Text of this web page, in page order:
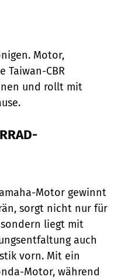
Motor,
Taiwan-CBR
und rollt mit
Motor gewinnt
sorgt nicht nur für
liegt mit
auch
vorn. Mit ein
Motor, während